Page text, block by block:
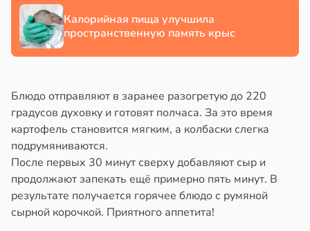
20:58
Калорийная пища улучшила
пространственную память крыс
Блюдо отправляют в заранее разогретую до 220
градусов духовку и готовят полчаса. За это время
картофель становится мягким, а колбаски слегка
подрумяниваются.
После первых 30 минут сверху добавляют сыр и
продолжают запекать ещё примерно пять минут. В
результате получается горячее блюдо с румяной
сырной корочкой. Приятного аппетита!